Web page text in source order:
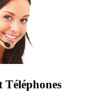
Téléphones